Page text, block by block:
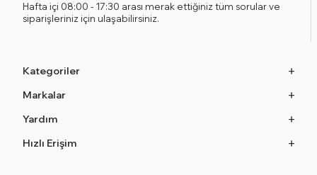
Hafta içi 08:00 - 17:30 arası merak ettiğiniz tüm sorular ve
siparişleriniz için ulaşabilirsiniz.
Kategoriler
Markalar
Yardım
Hızlı Erişim